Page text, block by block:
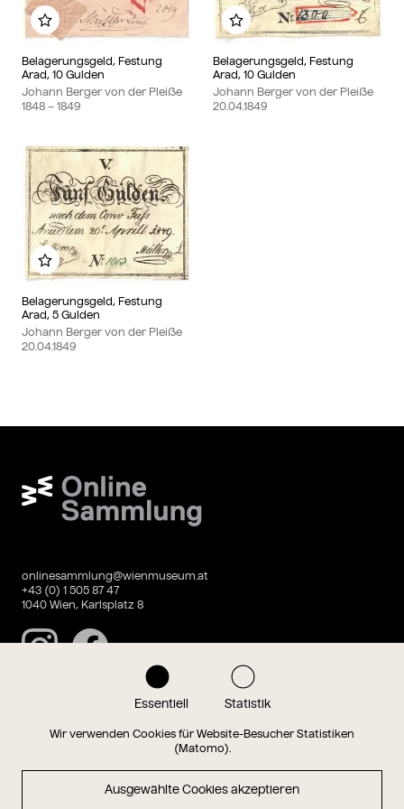
Essentiell Statistik
Wir verwenden Cookies für Website-Besucher Statistiken
(Matomo).
Ausgewählte Cookies akzeptieren
Belagerungsgeld, Festung
Arad, 10 Gulden
Johann Berger von der Pleiße
1848 – 1849
Zu meinem Album hinzufügen
Belagerungsgeld, Festung
Arad, 10 Gulden
Johann Berger von der Pleiße
20.04.1849
Zu meinem Album
Belagerungsgeld, Festung
Arad, 5 Gulden
Johann Berger von der Pleiße
20.04.1849
Zu meinem Album hinzufügen
Wien Museum Online Sammlung
onlinesammlung@wienmuseum.at
+43 (0) 1 505 87 47
1040 Wien, Karlsplatz 8
InstagramFacebook